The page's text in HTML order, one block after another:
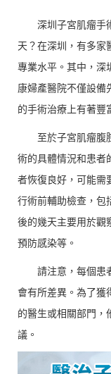
深圳子宮肌瘤手
天？在深圳，有多家
專業水平。其中，深
康婦產醫院不僅設備
的手術治療上有著豐
至於子宮肌瘤腹
術的具體情況和患者
者恢復良好，可能需
行術前輔助檢查，包
後的幾天主要用於觀
預防感染等。
請注意，每個患
會有所差異。為了獲
的醫生或相關部門，
議。